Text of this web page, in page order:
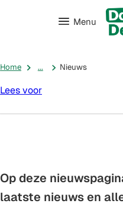
Menu
Home ... Nieuws
Lees voor
Op deze
laatste nieuws en